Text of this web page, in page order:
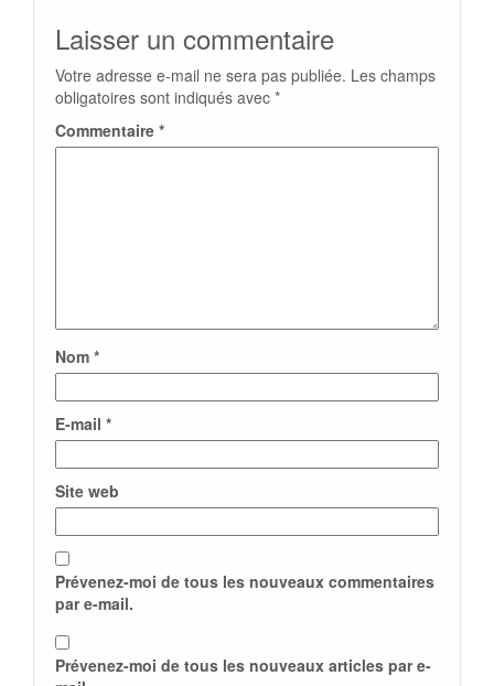
Laisser un commentaire
Votre adresse e-mail ne sera pas publiée. Les champs
obligatoires sont indiqués avec *
Commentaire *
Nom *
E-mail *
Site web
Prévenez-moi de tous les nouveaux commentaires
par e-mail.
Prévenez-moi de tous les nouveaux articles par e-